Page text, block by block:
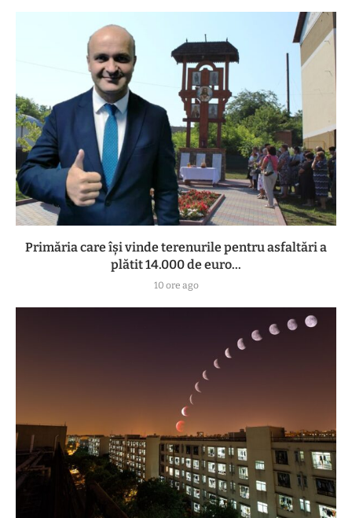
Primăria care își vinde terenurile pentru asfaltări a
plătit 14.000 de euro...
10 ore ago